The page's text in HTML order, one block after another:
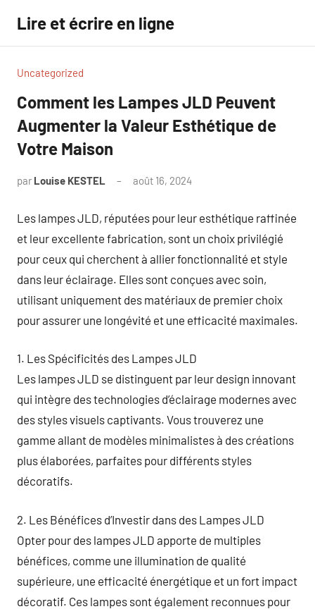
contenu
Lire et écrire en ligne
Uncategorized
Comment les Lampes JLD Peuvent
Augmenter la Valeur Esthétique de
Votre Maison
par Louise KESTEL août 16, 2024
Les lampes JLD, réputées pour leur esthétique raffinée
et leur excellente fabrication, sont un choix privilégié
pour ceux qui cherchent à allier fonctionnalité et style
dans leur éclairage. Elles sont conçues avec soin,
utilisant uniquement des matériaux de premier choix
pour assurer une longévité et une efficacité maximales.
1. Les Spécificités des Lampes JLD
Les lampes JLD se distinguent par leur design innovant
qui intègre des technologies d’éclairage modernes avec
des styles visuels captivants. Vous trouverez une
gamme allant de modèles minimalistes à des créations
plus élaborées, parfaites pour différents styles
décoratifs.
2. Les Bénéfices d’Investir dans des Lampes JLD
Opter pour des lampes JLD apporte de multiples
bénéfices, comme une illumination de qualité
supérieure, une efficacité énergétique et un fort impact
décoratif. Ces lampes sont également reconnues pour